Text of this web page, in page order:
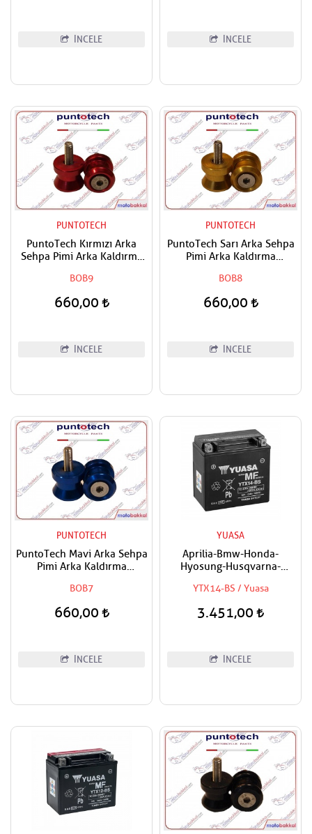
İNCELE İNCELE
PUNTOTECH
PuntoTech Kırmızı Arka
Sehpa Pimi Arka Kaldırma
Sliders M6
BOB9
660,00
İNCELE
PUNTOTECH
PuntoTech Sarı Arka Sehpa
Pimi Arka Kaldırma
Sliders M6
BOB8
660,00
İNCELE
PUNTOTECH
PuntoTech Mavi Arka Sehpa
Pimi Arka Kaldırma
Sliders M6
BOB7
660,00
İNCELE
YUASA
Aprilia-Bmw-Honda-
Hyosung-Husqvarna-
Suzuki-Triumph-Yamaha
Uyumlu Yuasa Bakımsız Akü
YTX14-BS / Yuasa
3.451,00
İNCELE